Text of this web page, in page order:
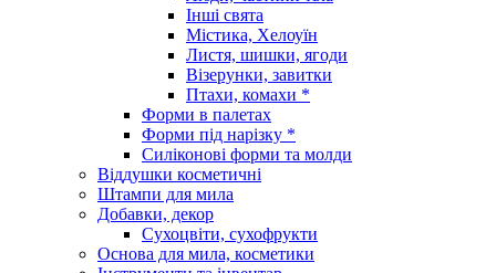
Інші свята
Містика, Хелоуїн
Листя, шишки, ягоди
Візерунки, завитки
Птахи, комахи *
Форми в палетах
Форми під нарізку *
Силіконові форми та молди
Віддушки косметичні
Штампи для мила
Добавки, декор
Сухоцвіти, сухофрукти
Основа для мила, косметики